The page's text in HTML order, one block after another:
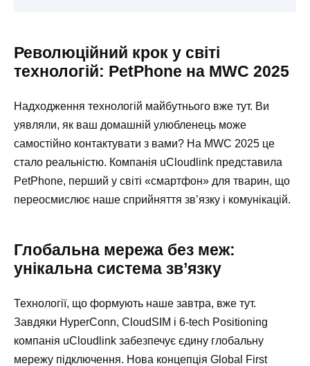
Революційний крок у світі
технологій: PetPhone на MWC 2025
Надходження технологій майбутнього вже тут. Ви
уявляли, як ваш домашній улюбленець може
самостійно контактувати з вами? На MWC 2025 це
стало реальністю. Компанія uCloudlink представила
PetPhone, перший у світі «смартфон» для тварин, що
переосмислює наше сприйняття зв’язку і комунікацій.
Глобальна мережа без меж:
унікальна система зв’язку
Технології, що формують наше завтра, вже тут.
Завдяки HyperConn, CloudSIM і 6-tech Positioning
компанія uCloudlink забезпечує єдину глобальну
мережу підключення. Нова концепція Global First